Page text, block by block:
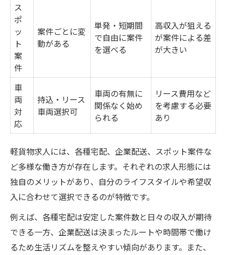
各種宅配で得られるスキル一覧
女性活躍中の現場で始める第一歩
自分に合ったスポット案件選びのポイント
スポット案件の選び方早わかり表
軽貨物求人で自分に合う働き方を探す
女性やシニアにも人気の案件例
大募集案件で失敗しない選び方
安定収入を目指すドライバーの始め方
安定収入を得るための働き方パターン
軽貨物求人で収入アップを実現する方法
未経験者歓迎の現場で稼ぐコツ
女性活躍中の働き方モデルケース
ス
ポ
ッ
ト
案
件
案件ごとに変
動がある
単発・短期間
で自由に案件
を選べる
高収入が狙える
が案件による差
が大きい
車
両
対
応
持込・リース
車両選択可
車両の有無に
関係なく始め
られる
リース費用など
を考慮する必要
あり
軽貨物求人には、各種宅配、企業配送、スポット案件な
ど多様な働き方が存在します。それぞれの求人形態には
独自のメリットがあり、自分のライフスタイルや希望収
入に合わせて選択できるのが特徴です。
例えば、各種宅配は安定した案件数と日々の収入が期待
できる一方、企業配送は決まったルートや時間帯で働け
るため生活リズムを整えやすい傾向があります。また、